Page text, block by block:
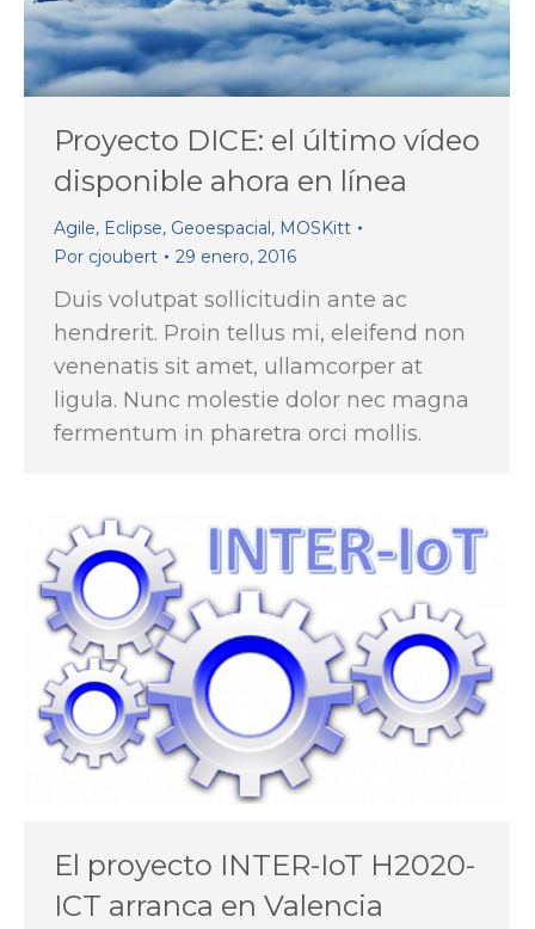
Proyecto DICE: el último vídeo
disponible ahora en línea
Agile, Eclipse, Geoespacial, MOSKitt
Por cjoubert 29 enero, 2016
Duis volutpat sollicitudin ante ac
hendrerit. Proin tellus mi, eleifend non
venenatis sit amet, ullamcorper at
ligula. Nunc molestie dolor nec magna
fermentum in pharetra orci mollis.
El proyecto INTER-IoT H2020-
ICT arranca en Valencia